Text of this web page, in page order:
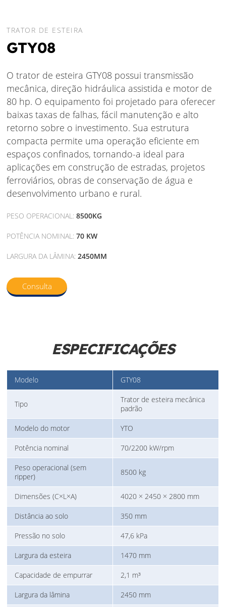
TRATOR DE ESTEIRA
GTY08
O trator de esteira GTY08 possui transmissão
mecânica, direção hidráulica assistida e motor de
80 hp. O equipamento foi projetado para oferecer
baixas taxas de falhas, fácil manutenção e alto
retorno sobre o investimento. Sua estrutura
compacta permite uma operação eficiente em
espaços confinados, tornando-a ideal para
aplicações em construção de estradas, projetos
ferroviários, obras de conservação de água e
desenvolvimento urbano e rural.
PESO OPERACIONAL:8500KG
POTÊNCIA NOMINAL:70 KW
LARGURA DA LÂMINA:2450MM
Consulta
ESPECIFICAÇÕES
Modelo GTY08
Tipo
Trator de esteira mecânica
padrão
Modelo do motor YTO
Potência nominal 70/2200 kW/rpm
Peso operacional (sem
ripper)
8500 kg
Dimensões (C×L×A) 4020 × 2450 × 2800 mm
Distância ao solo 350 mm
Pressão no solo 47,6 kPa
Largura da esteira 1470 mm
Capacidade de empurrar 2,1 m³
Largura da lâmina 2450 mm